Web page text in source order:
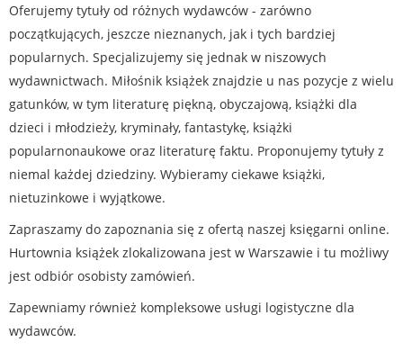
Oferujemy tytuły od różnych wydawców - zarówno
początkujących, jeszcze nieznanych, jak i tych bardziej
popularnych. Specjalizujemy się jednak w niszowych
wydawnictwach. Miłośnik książek znajdzie u nas pozycje z wielu
gatunków, w tym literaturę piękną, obyczajową, książki dla
dzieci i młodzieży, kryminały, fantastykę, książki
popularnonaukowe oraz literaturę faktu. Proponujemy tytuły z
niemal każdej dziedziny. Wybieramy ciekawe książki,
nietuzinkowe i wyjątkowe.
Zapraszamy do zapoznania się z ofertą naszej księgarni online.
Hurtownia książek zlokalizowana jest w Warszawie i tu możliwy
jest odbiór osobisty zamówień.
Zapewniamy również kompleksowe usługi logistyczne dla
wydawców.